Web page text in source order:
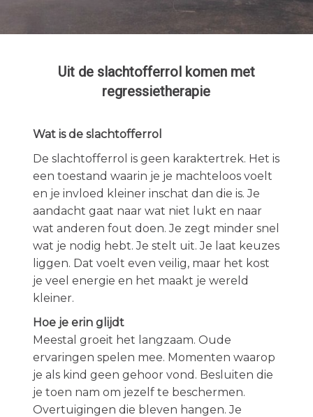
Uit de slachtofferrol komen met
regressietherapie
Wat is de slachtofferrol
De slachtofferrol is geen karaktertrek. Het is
een toestand waarin je je machteloos voelt
en je invloed kleiner inschat dan die is. Je
aandacht gaat naar wat niet lukt en naar
wat anderen fout doen. Je zegt minder snel
wat je nodig hebt. Je stelt uit. Je laat keuzes
liggen. Dat voelt even veilig, maar het kost
je veel energie en het maakt je wereld
kleiner.
Hoe je erin glijdt
Meestal groeit het langzaam. Oude
ervaringen spelen mee. Momenten waarop
je als kind geen gehoor vond. Besluiten die
je toen nam om jezelf te beschermen.
Overtuigingen die bleven hangen. Je